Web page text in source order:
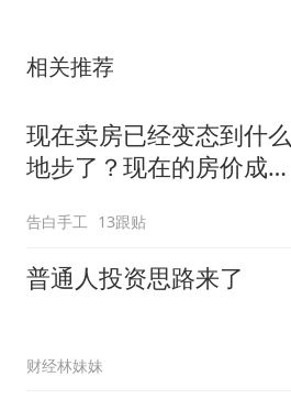
相关推荐
现在卖房已经变态到什么
地步了？现在的房价成笑
告白手工 13跟贴
普通人投资思路来了
财经林妹妹